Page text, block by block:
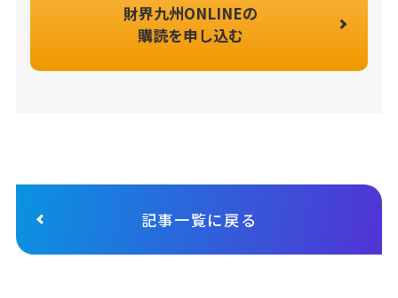
財界九州ONLINEの
購読を申し込む
記事一覧に戻る